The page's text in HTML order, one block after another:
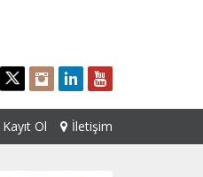
Kayıt Ol İletişim